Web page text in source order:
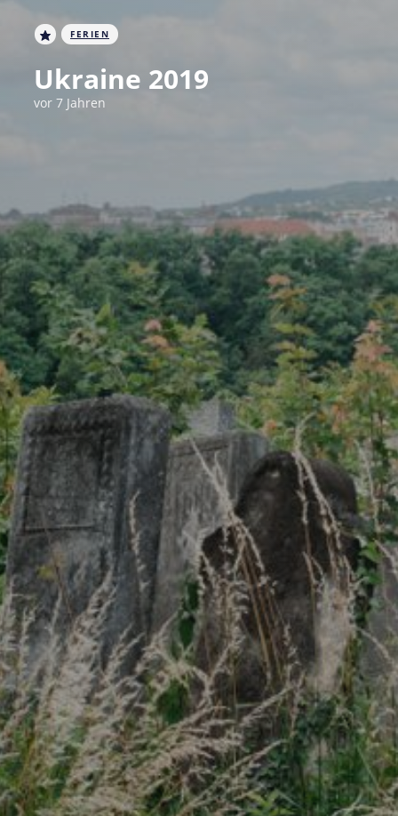
FERIEN
Ukraine 2019
vor 7 Jahren